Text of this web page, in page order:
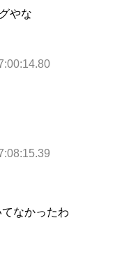
やな
なかったわ